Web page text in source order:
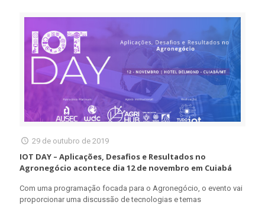
29 de outubro de 2019
IOT DAY – Aplicações, Desafios e Resultados no
Agronegócio acontece dia 12 de novembro em Cuiabá
Com uma programação focada para o Agronegócio, o evento vai
proporcionar uma discussão de tecnologias e temas